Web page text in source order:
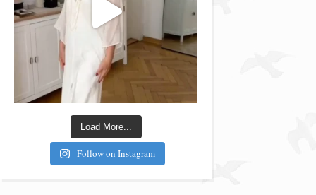
Load More...
Follow on Instagram